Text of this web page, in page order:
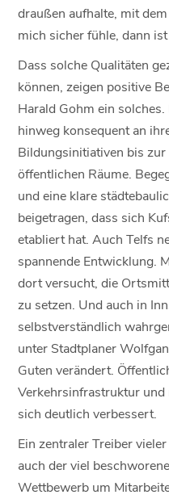
draußen aufhalte, mit
mich sicher fühle, dann
Dass solche Qualitäten
können, zeigen positive
Harald Gohm ein
hinweg konsequent an
Bildungsinitiativen bis
öffentlichen Räume.
und eine klare
beigetragen, dass sich
etabliert hat. Auch Telfs
spannende Entwicklung.
dort versucht, die
zu setzen. Und auch in
selbstverständlich
unter Stadtplaner
Guten verändert.
Verkehrsinfrastruktur und
sich deutlich verbessert.
Ein zentraler Treiber
auch der viel
Wettbewerb um